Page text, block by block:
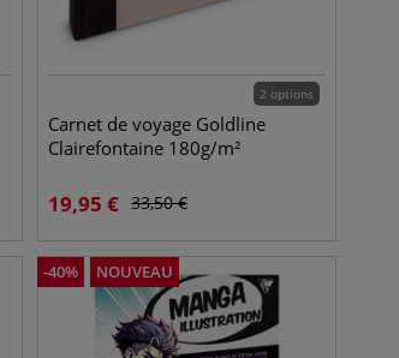
2 options
Carnet de voyage Goldline
Clairefontaine 180g/m²
19,95 € 33,50€
-40% NOUVEAU